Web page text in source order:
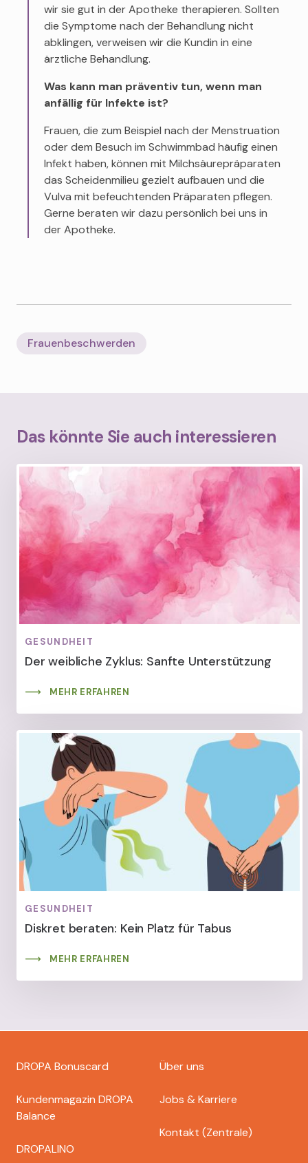
wir sie gut in der Apotheke therapieren. Sollten
die Symptome nach der Behandlung nicht
abklingen, verweisen wir die Kundin in eine
ärztliche Behandlung.
Was kann man präventiv tun, wenn man
anfällig für Infekte ist?
Frauen, die zum Beispiel nach der Menstruation
oder dem Besuch im Schwimmbad häufig einen
Infekt haben, können mit Milchsäurepräparaten
das Scheidenmilieu gezielt aufbauen und die
Vulva mit befeuchtenden Präparaten pflegen.
Gerne beraten wir dazu persönlich bei uns in
der Apotheke.
Frauenbeschwerden
Das könnte Sie auch interessieren
GESUNDHEIT
Der weibliche Zyklus: Sanfte Unterstützung
MEHR ERFAHREN
GESUNDHEIT
Diskret beraten: Kein Platz für Tabus
MEHR ERFAHREN
Footer
dropa
DROPA Bonuscard
Kundenmagazin DROPA
Balance
DROPALINO
Über uns
Jobs & Karriere
Kontakt (Zentrale)